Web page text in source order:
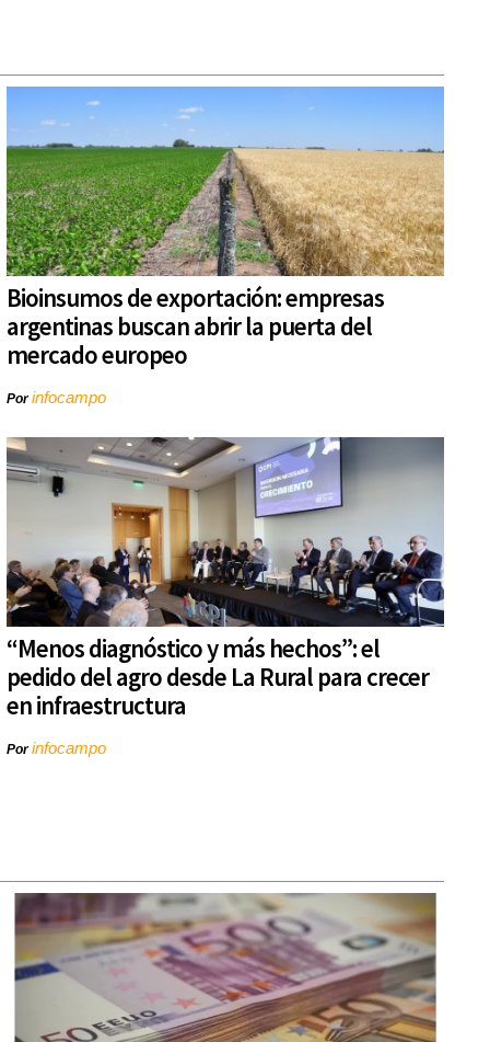
Bioinsumos de exportación: empresas
argentinas buscan abrir la puerta del
mercado europeo
Porinfocampo
“Menos diagnóstico y más hechos”: el
pedido del agro desde La Rural para crecer
en infraestructura
Porinfocampo